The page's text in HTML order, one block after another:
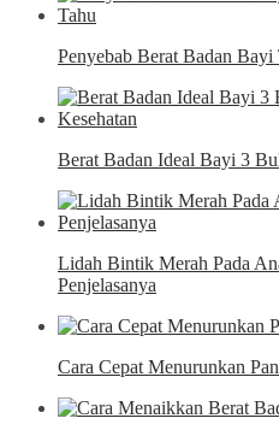
Penyebab Berat Badan
Berat Badan Ideal Bayi 3
Lidah Bintik Merah Pada
Penjelasanya
Cara Cepat Menurunkan